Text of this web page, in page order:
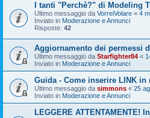
I tanti "Perchè?" di Modeling
Ultimo messaggio da VorreiVolare « 4
Inviato in Moderazione e Annunci
Risposte: 42
Aggiornamento dei permessi
Ultimo messaggio da Starfighter84 «
Inviato in Moderazione e Annunci
Guida - Come inserire LINK in
Ultimo messaggio da simmons « 25
Inviato in Moderazione e Annunci
LEGGERE ATTENTAMENTE!